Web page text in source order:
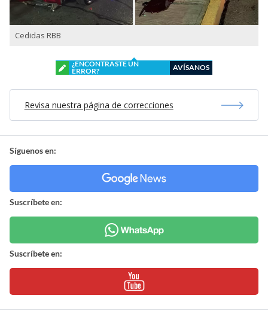
Cedidas RBB
¿ENCONTRASTE UN
ERROR?
AVÍSANOS
Revisa nuestra página de correcciones
Síguenos en:
Suscríbete en:
Suscríbete en: